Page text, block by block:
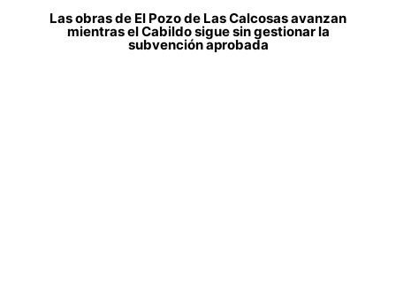
Las obras de El Pozo de Las Calcosas avanzan
mientras el Cabildo sigue sin gestionar la
subvención aprobada